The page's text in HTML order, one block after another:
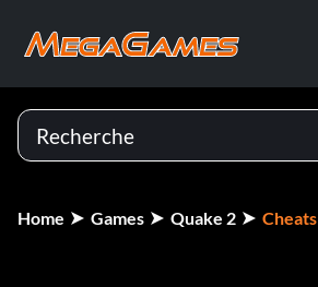
Home Games Quake 2 Cheats